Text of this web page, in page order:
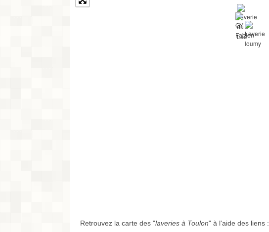
Retrouvez la carte des "laveries à Toulon" à l'aide des liens :